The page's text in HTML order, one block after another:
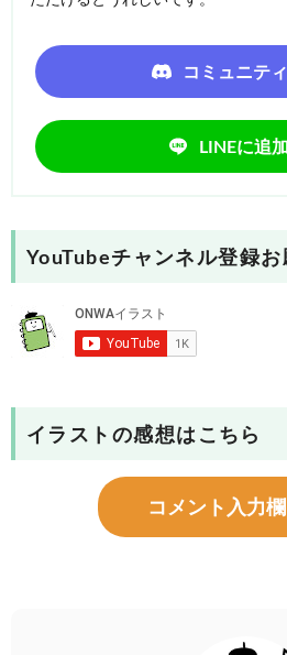
コミュニテ
LINEに追
YouTubeチャンネル登録お
イラストの感想はこちら
コメント入力欄